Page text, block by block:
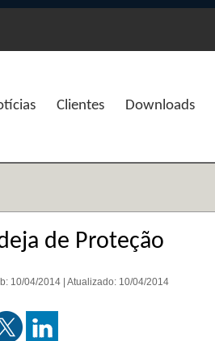
Clientes Downloads
de Proteção
10/04/2014 | Atualizado: 10/04/2014